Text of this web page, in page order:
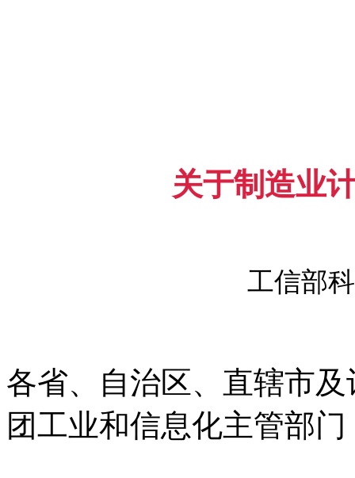
关于制造业
工信部
各省、自治区、直辖市
团工业和信息化主管部门